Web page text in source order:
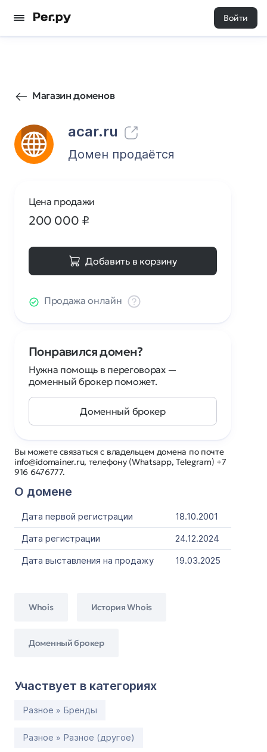
Войти
Магазин доменов
acar.ru
186 0
Домен продаётся
Вы можете связаться с владельцем домена по почте
info@idomainer.ru, телефону (Whatsapp, Telegram) +7
916 6476777.
О домене
Дата первой регистрации
18.10.2001
Дата регистрации
24.12.2024
Дата выставления на продажу
19.03.2025
Whois История Whois
Доменный брокер
Участвует в категориях
Разное » Бренды
Разное » Разное (другое)
Цена продажи
200 000 ₽
Добавить в корзину
Продажа онлайн
Понравился домен?
Нужна помощь в переговорах —
доменный брокер поможет.
Доменный брокер